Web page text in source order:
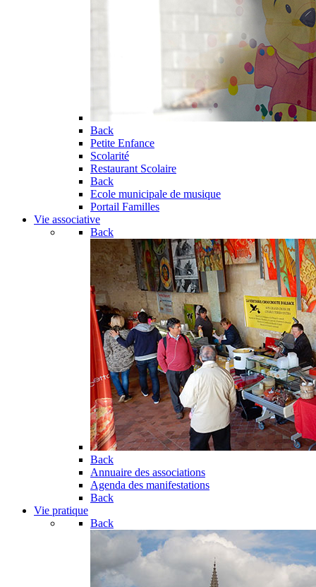
Back
Petite Enfance
Scolarité
Restaurant Scolaire
Back
Ecole municipale de musique
Portail Familles
Vie associative
Back
Back
Annuaire des associations
Agenda des manifestations
Back
Vie pratique
Back